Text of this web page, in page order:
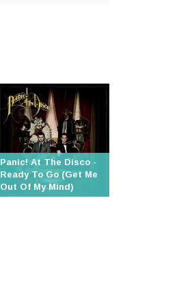
Panic! At The Disco -
Ready To Go (Get Me
Out Of My Mind)